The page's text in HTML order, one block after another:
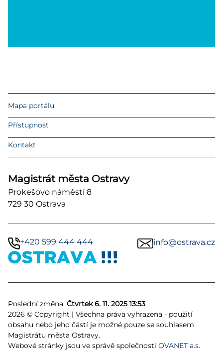
Mapa portálu
Přístupnost
Kontakt
Magistrát města Ostravy
Prokešovo náměstí 8
729 30 Ostrava
+420 599 444 444 info@ostrava.cz
Poslední změna: Čtvrtek 6. 11. 2025 13:53
2026 © Copyright | Všechna práva vyhrazena - použití
obsahu nebo jeho částí je možné pouze se souhlasem
Magistrátu města Ostravy.
Webové stránky jsou ve správě společnosti OVANET a.s.